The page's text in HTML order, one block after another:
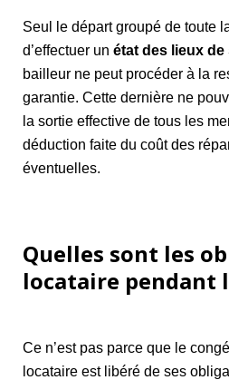
Seul le départ groupé de toute
d’effectuer un état des lieux de
bailleur ne peut procéder à la
garantie. Cette dernière ne
la sortie effective de tous les
déduction faite du coût des
éventuelles.
Quelles sont les
locataire pendant
Ce n’est pas parce que le
locataire est libéré de ses